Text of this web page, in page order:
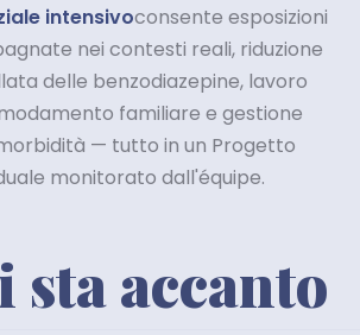
intensivoconsente esposizioni
nei contesti reali, riduzione
delle benzodiazepine, lavoro
familiare e gestione
— tutto in un Progetto
monitorato dall'équipe.
sta accanto